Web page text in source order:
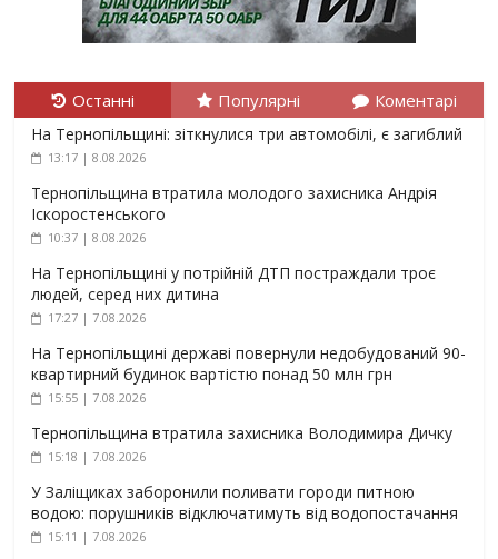
Останні Популярні Коментарі
На Тернопільщині: зіткнулися три автомобілі, є загиблий
13:17 | 8.08.2026
Тернопільщина втратила молодого захисника Андрія
Іскоростенського
10:37 | 8.08.2026
На Тернопільщині у потрійній ДТП постраждали троє
людей, серед них дитина
17:27 | 7.08.2026
На Тернопільщині державі повернули недобудований 90-
квартирний будинок вартістю понад 50 млн грн
15:55 | 7.08.2026
Тернопільщина втратила захисника Володимира Дичку
15:18 | 7.08.2026
У Заліщиках заборонили поливати городи питною
водою: порушників відключатимуть від водопостачання
15:11 | 7.08.2026